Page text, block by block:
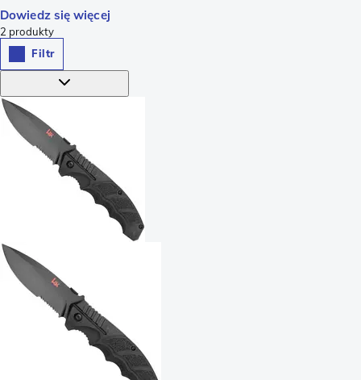
Dowiedz się więcej
2 produkty
Filtr